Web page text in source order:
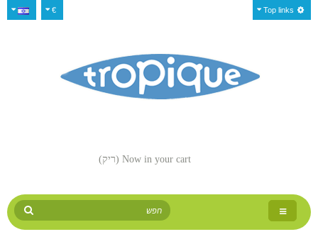
€ Top links
Now in your cart (ריק)
Toggle
navigation